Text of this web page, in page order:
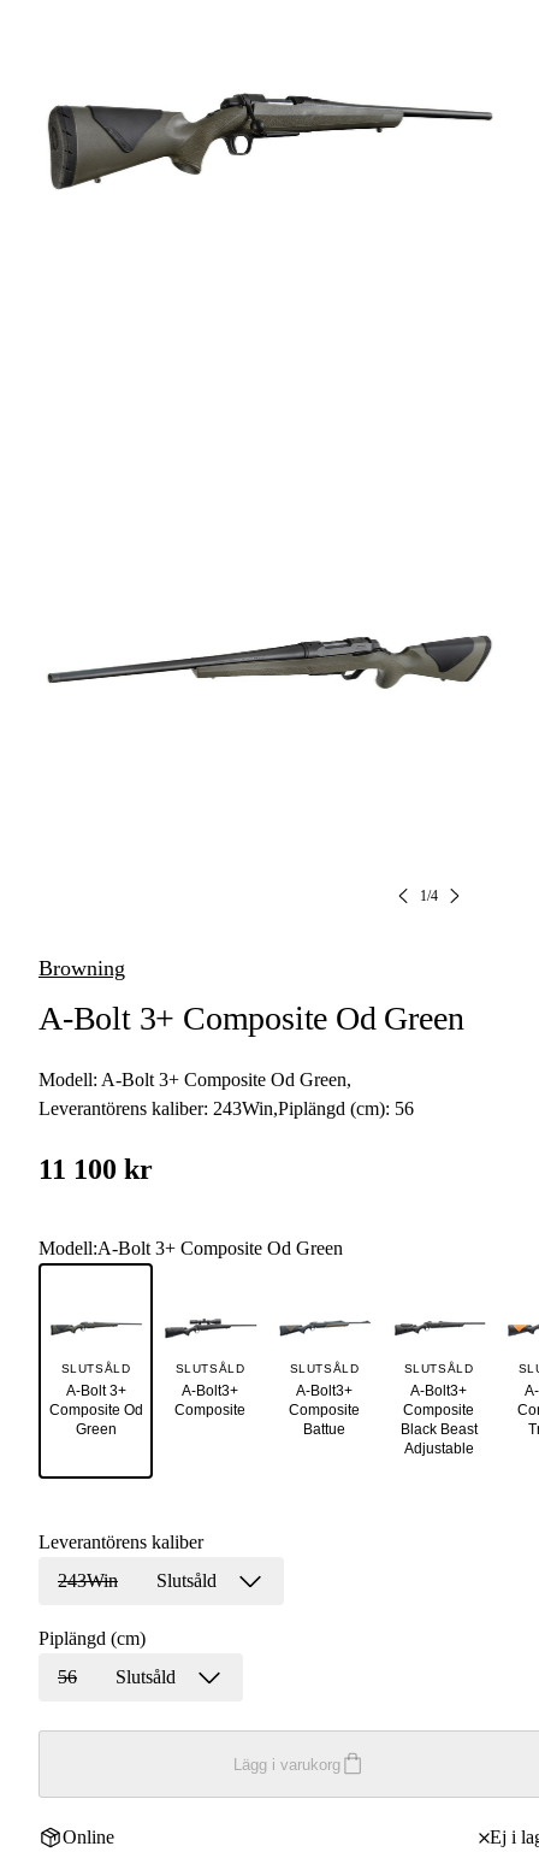
1/4
Browning
A-Bolt 3+ Composite Od Green
Modell: A-Bolt 3+ Composite Od Green,
Leverantörens kaliber: 243Win,Piplängd (cm): 56
11 100 kr
Modell:A-Bolt 3+ Composite Od Green
A-Bolt 3+
Composite Od
Green
SLUTSÅLD
A-Bolt3+
Composite
SLUTSÅLD
A-Bolt3+
Composite
Battue
SLUTSÅLD
A-Bolt3+
Composite
Black Beast
Adjustable
SLUTSÅLD
Leverantörens kaliber
243Win
Slutsåld
Piplängd (cm)
56
Slutsåld
Lägg i varukorg
Online Ej i